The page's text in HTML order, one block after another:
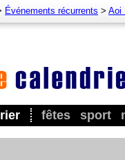
fêtes sport
Événements récurrents > Aoi